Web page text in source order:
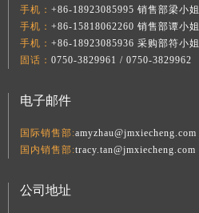
手机： +86-18923085995 销售部梁小姐
手机： +86-15818062260 销售部谭小姐
手机： +86-18923085936 采购部符小姐
固话： 0750-3829961 / 0750-3829962
电子邮件
国际销售部:amyzhau@jmxiecheng.com
国内销售部:tracy.tan@jmxiecheng.com
公司地址